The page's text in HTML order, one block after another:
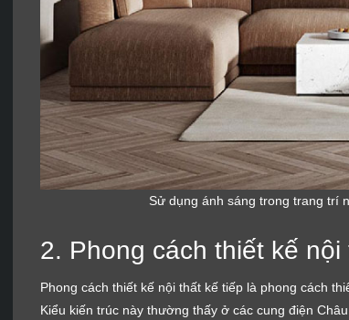
Sử dụng ánh sáng trong trang trí
2. Phong cách thiết kế
Phong cách thiết kế nội thất kế tiếp là phong cách
Kiểu kiến trúc này thường thấy ở các cung điện